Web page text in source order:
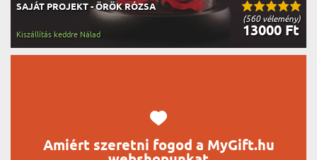
(560 vélemény)
SAJÁT PROJEKT - ÖRÖK RÓZSA
13000 Ft
Kiszállítás keddre Nálad
Amiért szeretni fogod a MyGift.hu